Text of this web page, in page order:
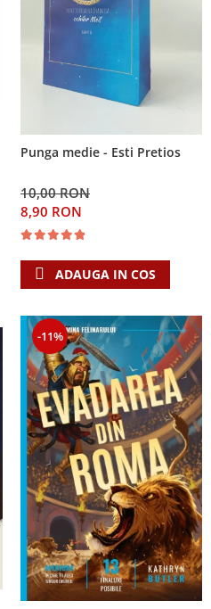
Punga medie - Esti Pretios
10,00 RON
8,90 RON
ADAUGA IN COS
-11%